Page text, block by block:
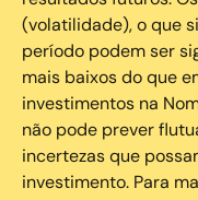
(volatilidade), o que
período podem ser
mais baixos do que
investimentos na
não pode prever
incertezas que
investimento. Para